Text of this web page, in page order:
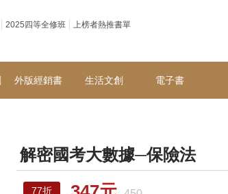
2025四等全修班
上榜者熱推書單
外版經銷書 生活文創 電子書
解密國考大數據─保險法
77折